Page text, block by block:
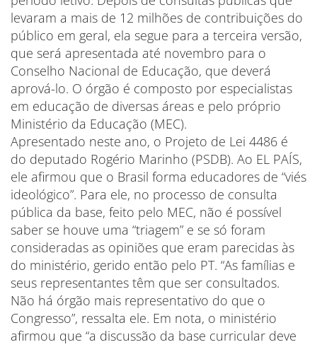
levaram a mais de 12 milhões de contribuições do
público em geral, ela segue para a terceira versão,
que será apresentada até novembro para o
Conselho Nacional de Educação, que deverá
aprová-lo. O órgão é composto por especialistas
em educação de diversas áreas e pelo próprio
Ministério da Educação (MEC).
Apresentado neste ano, o Projeto de Lei 4486 é
do deputado Rogério Marinho (PSDB). Ao EL PAÍS,
ele afirmou que o Brasil forma educadores de “viés
ideológico”. Para ele, no processo de consulta
pública da base, feito pelo MEC, não é possível
saber se houve uma “triagem” e se só foram
consideradas as opiniões que eram parecidas às
do ministério, gerido então pelo PT. “As famílias e
seus representantes têm que ser consultados.
Não há órgão mais representativo do que o
Congresso”, ressalta ele. Em nota, o ministério
afirmou que “a discussão da base curricular deve